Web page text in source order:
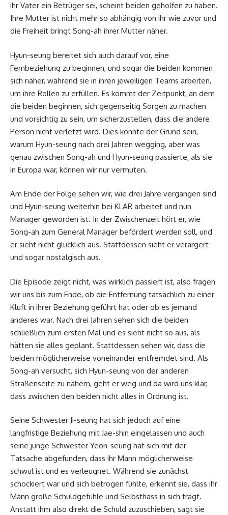
ihr Vater ein Betrüger sei, scheint beiden geholfen zu haben.
Ihre Mutter ist nicht mehr so ​​abhängig von ihr wie zuvor und
die Freiheit bringt Song-ah ihrer Mutter näher.
Hyun-seung bereitet sich auch darauf vor, eine
Fernbeziehung zu beginnen, und sogar die beiden kommen
sich näher, während sie in ihren jeweiligen Teams arbeiten,
um ihre Rollen zu erfüllen. Es kommt der Zeitpunkt, an dem
die beiden beginnen, sich gegenseitig Sorgen zu machen
und vorsichtig zu sein, um sicherzustellen, dass die andere
Person nicht verletzt wird. Dies könnte der Grund sein,
warum Hyun-seung nach drei Jahren wegging, aber was
genau zwischen Song-ah und Hyun-seung passierte, als sie
in Europa war, können wir nur vermuten.
Am Ende der Folge sehen wir, wie drei Jahre vergangen sind
und Hyun-seung weiterhin bei KLAR arbeitet und nun
Manager geworden ist. In der Zwischenzeit hört er, wie
Song-ah zum General Manager befördert werden soll, und
er sieht nicht glücklich aus. Stattdessen sieht er verärgert
und sogar nostalgisch aus.
Die Episode zeigt nicht, was wirklich passiert ist, also fragen
wir uns bis zum Ende, ob die Entfernung tatsächlich zu einer
Kluft in ihrer Beziehung geführt hat oder ob es jemand
anderes war. Nach drei Jahren sehen sich die beiden
schließlich zum ersten Mal und es sieht nicht so aus, als
hätten sie alles geplant. Stattdessen sehen wir, dass die
beiden möglicherweise voneinander entfremdet sind. Als
Song-ah versucht, sich Hyun-seung von der anderen
Straßenseite zu nähern, geht er weg und da wird uns klar,
dass zwischen den beiden nicht alles in Ordnung ist.
Seine Schwester Ji-seung hat sich jedoch auf eine
langfristige Beziehung mit Jae-shin eingelassen und auch
seine junge Schwester Yeon-seung hat sich mit der
Tatsache abgefunden, dass ihr Mann möglicherweise
schwul ist und es verleugnet. Während sie zunächst
schockiert war und sich betrogen fühlte, erkennt sie, dass ihr
Mann große Schuldgefühle und Selbsthass in sich trägt.
Anstatt ihm also direkt die Schuld zuzuschieben, sagt sie